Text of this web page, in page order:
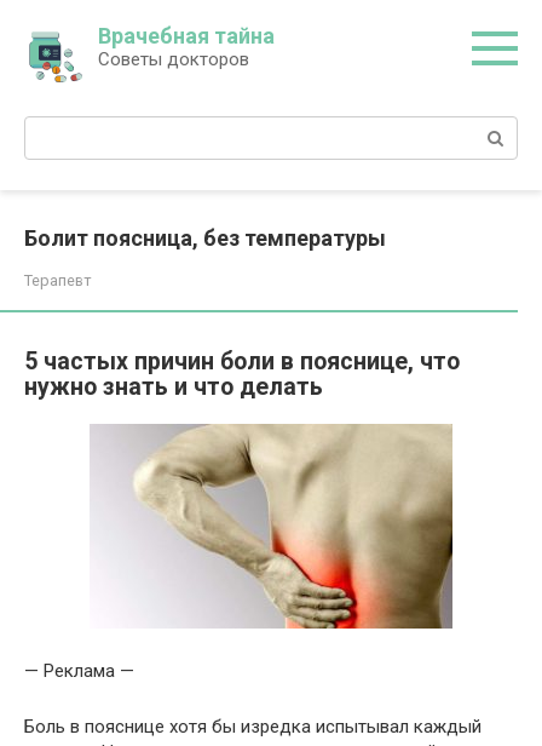
контенту
Врачебная тайна
Советы докторов
Поиск:
Болит поясница, без температуры
Терапевт
5 частых причин боли в пояснице, что
нужно знать и что делать
— Реклама —
Боль в пояснице хотя бы изредка испытывал каждый